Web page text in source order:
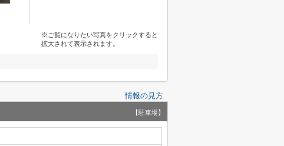
※ご覧になりたい写真をクリックすると
拡大されて表示されます。
情報の見方
【駐車場】